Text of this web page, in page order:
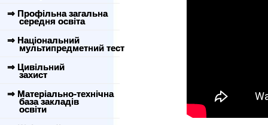
⇒ Профільна загальна
середня освіта
⇒ Національний
мультипредметний тест
⇒ Цивільний
захист
⇒ Матеріально-технічна
база закладів
освіти